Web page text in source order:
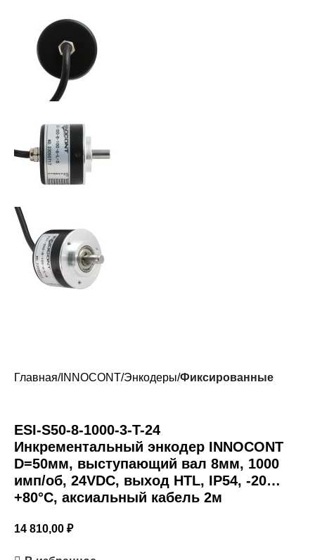
Главная INNOCONT Энкодеры Фиксированные
ESI-S50-8-1000-3-T-24
Инкрементальный энкодер INNOCONT
D=50мм, выступающий вал 8мм, 1000
имп/об, 24VDC, выход HTL, IP54, -20…
+80°C, аксиальный кабель 2м
14 810,00 ₽